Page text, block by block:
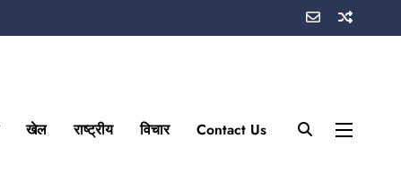
खेल राष्ट्रीय विचार Contact Us